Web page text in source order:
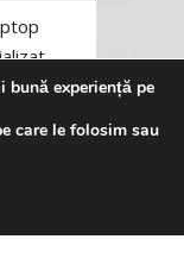
experiență pe
care le folosim sau